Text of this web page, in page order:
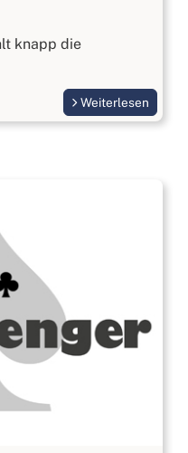
knapp die
Weiterlesen